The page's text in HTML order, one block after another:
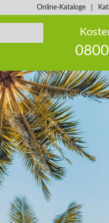
Online-Kataloge